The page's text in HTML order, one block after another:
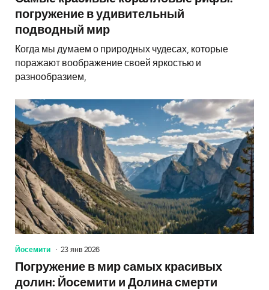
погружение в удивительный
подводный мир
Когда мы думаем о природных чудесах, которые
поражают воображение своей яркостью и
разнообразием,
Йосемити 23 янв 2026
Погружение в мир самых красивых
долин: Йосемити и Долина смерти